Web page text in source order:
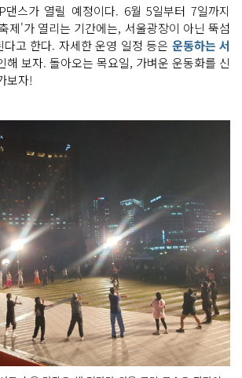
댄스가 열릴 예정이다. 6월 5일부터 7일까지
제'가 열리는 기간에는, 서울광장이 아닌 뚝섬
다고 한다. 자세한 운영 일정 등은 운동하는 서
해 보자. 돌아오는 목요일, 가벼운 운동화를 신
보자!